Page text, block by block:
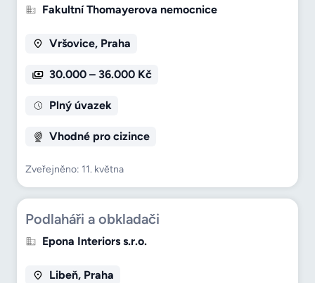
Fakultní Thomayerova nemocnice
Vršovice, Praha
30.000 – 36.000 Kč
Plný úvazek
Vhodné pro cizince
Zveřejněno: 11. května
Podlaháři a obkladači
Epona Interiors s.r.o.
Libeň, Praha